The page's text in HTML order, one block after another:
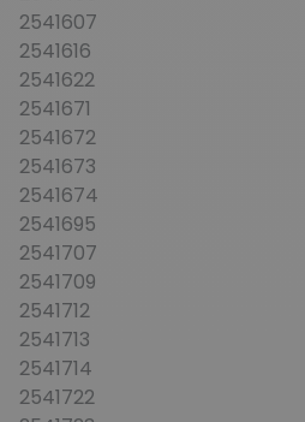
2541607
2541616
2541622
2541671
2541672
2541673
2541674
2541695
2541707
2541709
2541712
2541713
2541714
2541722